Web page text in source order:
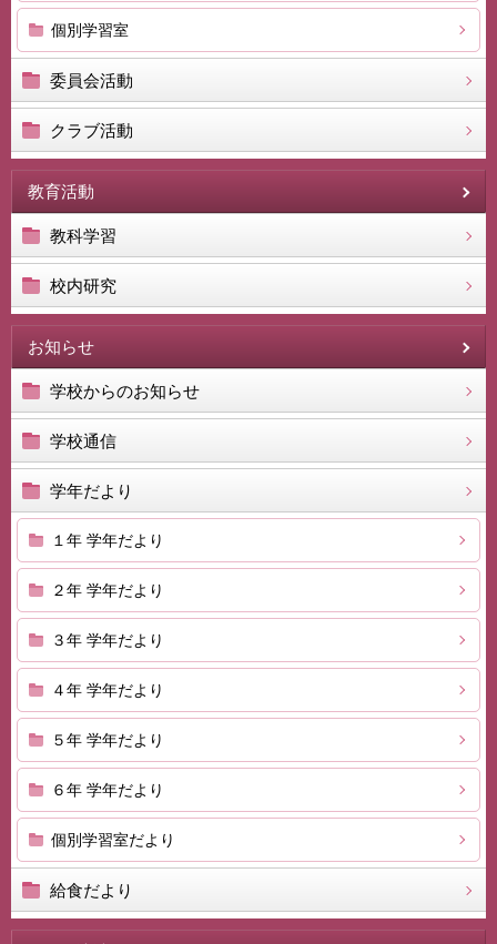
個別学習室
委員会活動
クラブ活動
教育活動
教科学習
校内研究
お知らせ
学校からのお知らせ
学校通信
学年だより
１年 学年だより
２年 学年だより
３年 学年だより
４年 学年だより
５年 学年だより
６年 学年だより
個別学習室だより
給食だより